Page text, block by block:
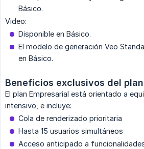
Básico.
Video:
Disponible en Básico.
El modelo de generación Veo
en Básico.
Beneficios exclusivos del
El plan Empresarial está orientado a
intensivo, e incluye:
Cola de renderizado prioritaria
Hasta 15 usuarios simultáneos
Acceso anticipado a